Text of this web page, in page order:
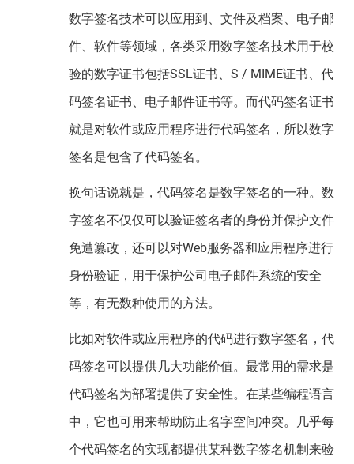
数字签名技术可以应用到、文件及档案、电子邮
件、软件等领域，各类采用数字签名技术用于校
验的数字证书包括SSL证书、S / MIME证书、代
码签名证书、电子邮件证书等。而代码签名证书
就是对软件或应用程序进行代码签名，所以数字
签名是包含了代码签名。
换句话说就是，代码签名是数字签名的一种。数
字签名不仅仅可以验证签名者的身份并保护文件
免遭篡改，还可以对Web服务器和应用程序进行
身份验证，用于保护公司电子邮件系统的安全
等，有无数种使用的方法。
比如对软件或应用程序的代码进行数字签名，代
码签名可以提供几大功能价值。最常用的需求是
代码签名为部署提供了安全性。在某些编程语言
中，它也可用来帮助防止名字空间冲突。几乎每
个代码签名的实现都提供某种数字签名机制来验